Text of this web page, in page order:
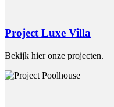
Project Luxe Villa
Bekijk hier onze projecten.